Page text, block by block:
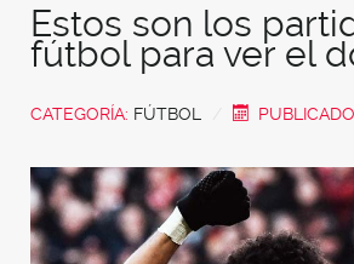
Estos son los
fútbol para ver el
CATEGORÍA: FÚTBOL